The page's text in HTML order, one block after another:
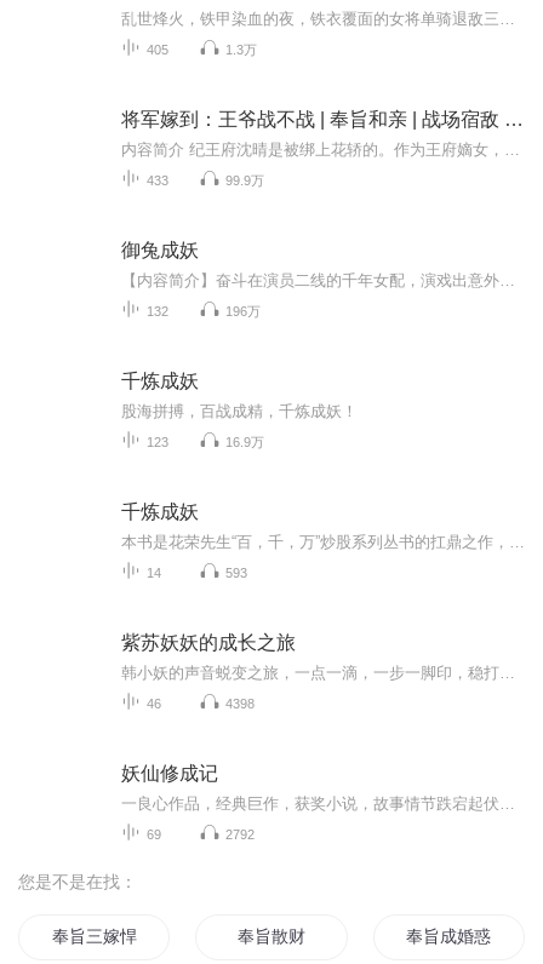
405 1.3万
将军嫁到：王爷战不战 | 奉旨和亲 | 战场宿敌 | 身份反差
433 99.9万
御兔成妖
132 196万
千炼成妖
股海拼搏，百战成精，千炼成妖！
123 16.9万
千炼成妖
14 593
紫苏妖妖的成长之旅
46 4398
妖仙修成记
69 2792
您是不是在找：
奉旨三嫁悍妃不可挡 奉旨散财 奉旨成婚惑乱邪